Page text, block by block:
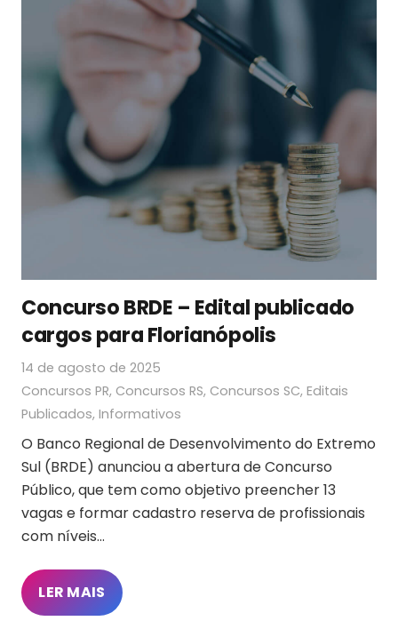
Concurso BRDE – Edital publicado
cargos para Florianópolis
14 de agosto de 2025
Concursos PR, Concursos RS, Concursos SC, Editais
Publicados, Informativos
O Banco Regional de Desenvolvimento do Extremo
Sul (BRDE) anunciou a abertura de Concurso
Público, que tem como objetivo preencher 13
vagas e formar cadastro reserva de profissionais
com níveis…
LER MAIS